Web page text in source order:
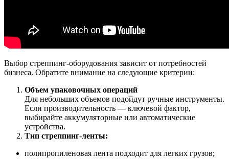
Выбор стреппинг-оборудования зависит от потребностей
бизнеса. Обратите внимание на следующие критерии:
Объем упаковочных операций
Для небольших объемов подойдут ручные инструменты.
Если производительность — ключевой фактор,
выбирайте аккумуляторные или автоматические
устройства.
Тип стреппинг-ленты:
полипропиленовая лента подходит для легких грузов;